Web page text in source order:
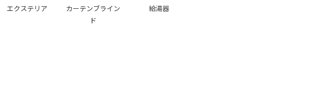
エクステリア
カーテンブライン
ド
給湯器